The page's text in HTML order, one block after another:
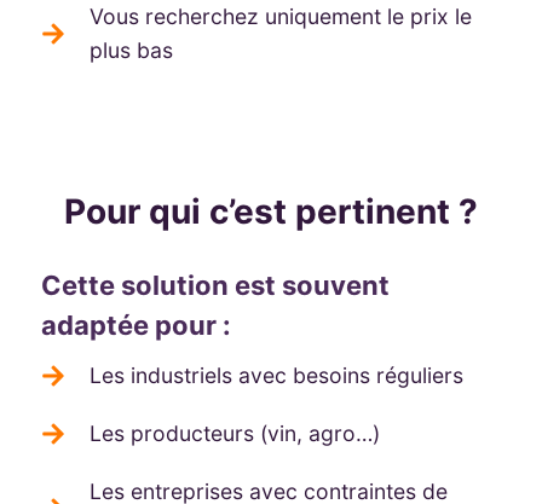
Vous recherchez uniquement le prix le
plus bas
Pour qui c’est pertinent ?
Cette solution est souvent
adaptée pour :
Les industriels avec besoins réguliers
Les producteurs (vin, agro…)
Les entreprises avec contraintes de